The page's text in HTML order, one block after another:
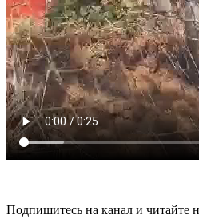
Подпишитесь на канал и читайте